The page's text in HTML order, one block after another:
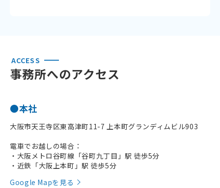
ACCESS
事務所へのアクセス
●本社
大阪市天王寺区東高津町11-7 上本町グランディムビル903
電車でお越しの場合：
・大阪メトロ谷町線「谷町九丁目」駅 徒歩5分
・近鉄「大阪上本町」駅 徒歩5分
Google Mapを見る